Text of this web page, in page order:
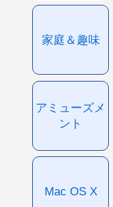
家庭＆趣味
アミューズメ
ント
Mac OS X